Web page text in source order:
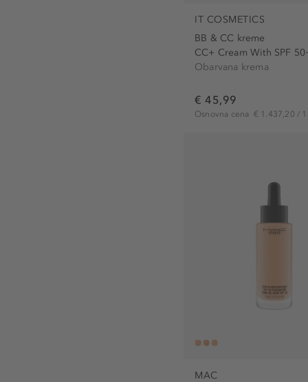
IT COSMETICS
BB & CC kreme
CC+ Cream With SPF
Obarvana krema
€ 45,99
Osnovna cena € 1.437,20 /
MAC